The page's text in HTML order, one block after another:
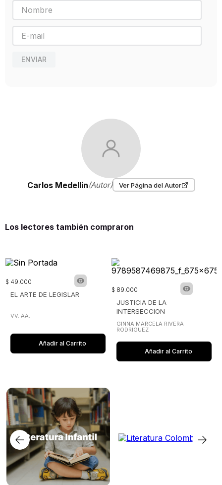
ENVIAR
Carlos Medellin(Autor) Ver Página del Autor
Los lectores también compraron
$ 49.000
EL ARTE DE LEGISLAR
VV. AA.
Añadir al Carrito
$ 89.000
JUSTICIA DE LA
INTERSECCION
GINNA MARCELA RIVERA
RODRIGUEZ
Añadir al Carrito